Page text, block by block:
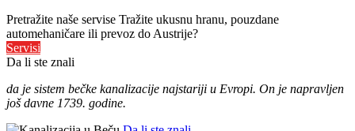
Pretražite naše servise Tražite ukusnu hranu, pouzdane
automehaničare ili prevoz do Austrije?
Servisi
Da li ste znali
da je sistem bečke kanalizacije najstariji u Evropi. On je napravljen
još davne 1739. godine.